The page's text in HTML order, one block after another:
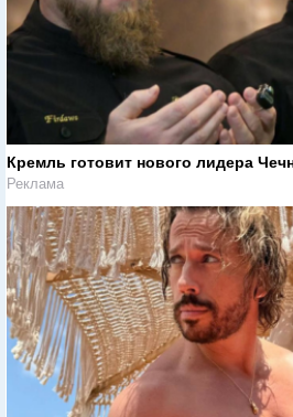
Кремль готовит нового лидера
Реклама